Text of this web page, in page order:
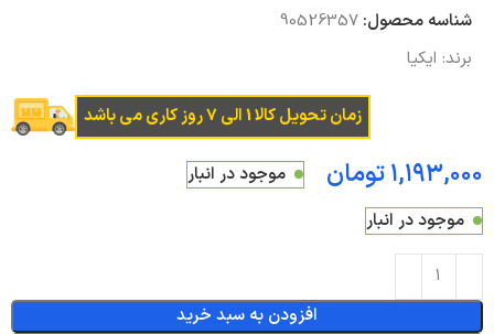
شناسه محصول:90526357
برند: ایکیا
زمان تحویل کالا 1 الی 7 روز کاری می باشد
تومان
موجود در انبار
موجود در انبار
افزودن به سبد خرید